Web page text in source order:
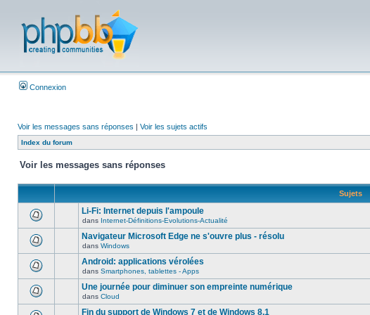
Connexion
Voir les messages sans réponses | Voir les sujets actifs
Index du forum
Voir les messages sans réponses
Sujets
Li-Fi: Internet depuis l'ampoule
dans Internet-Définitions-Evolutions-Actualité
Navigateur Microsoft Edge ne s'ouvre plus - résolu
dans Windows
Android: applications vérolées
dans Smartphones, tablettes - Apps
Une journée pour diminuer son empreinte numérique
dans Cloud
Fin du support de Windows 7 et de Windows 8.1